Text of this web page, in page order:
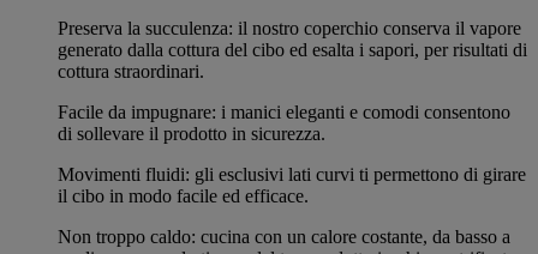
Preserva la succulenza: il nostro coperchio conserva il vapore
generato dalla cottura del cibo ed esalta i sapori, per risultati di
cottura straordinari.
Facile da impugnare: i manici eleganti e comodi consentono
di sollevare il prodotto in sicurezza.
Movimenti fluidi: gli esclusivi lati curvi ti permettono di girare
il cibo in modo facile ed efficace.
Non troppo caldo: cucina con un calore costante, da basso a